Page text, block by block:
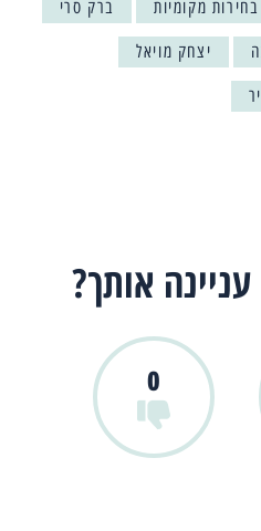
בחירות מקומיות ברק סרי
יצחק מויאל
אותך?
0